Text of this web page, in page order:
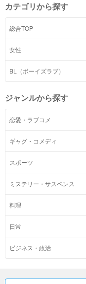
カテゴリから探す
総合TOP
女性
BL（ボーイズラブ）
ジャンルから探す
恋愛・ラブコメ
ギャグ・コメディ
スポーツ
ミステリー・サスペンス
料理
日常
ビジネス・政治